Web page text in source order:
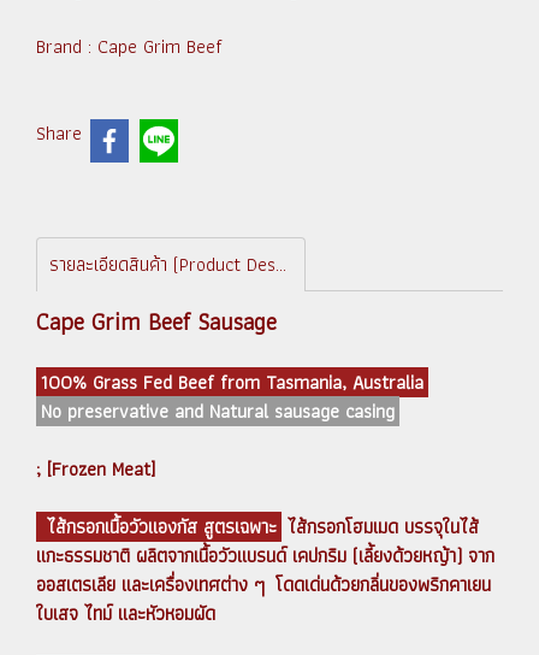
Brand : Cape Grim Beef
Share
รายละเอียดสินค้า (Product Description)
Cape Grim Beef Sausage
100% Grass Fed Beef from Tasmania, Australia
No preservative and Natural sausage casing
; [Frozen Meat]
ไส้กรอกเนื้อวัวแองกัส สูตรเฉพาะ ไส้กรอกโฮมเมด บรรจุในไส้
แกะธรรมชาติ ผลิตจากเนื้อวัวแบรนด์ เคปกริม (เลี้ยงด้วยหญ้า) จาก
ออสเตรเลีย และเครื่องเทศต่าง ๆ โดดเด่นด้วยกลิ่นของพริกคาเยน
ใบเสจ ไทม์ และหัวหอมผัด